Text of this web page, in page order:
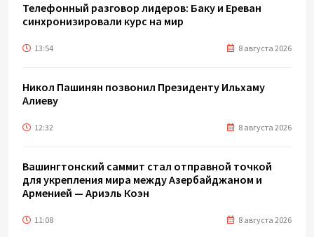
Телефонный разговор лидеров: Баку и Ереван
синхронизировали курс на мир
13:54 8 августа 2026
Никол Пашинян позвонил Президенту Ильхаму
Алиеву
12:32 8 августа 2026
Вашингтонский саммит стал отправной точкой
для укрепления мира между Азербайджаном и
Арменией — Ариэль Коэн
11:08 8 августа 2026